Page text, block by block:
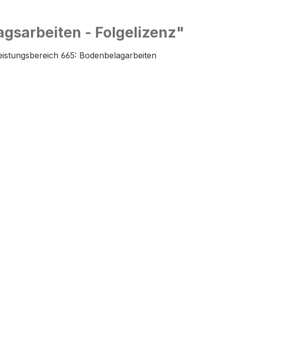
- Folgelizenz"
665: Bodenbelagarbeiten